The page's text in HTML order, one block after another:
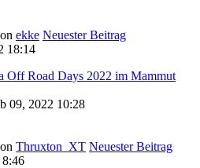
ekke Neuester Beitrag
18:14
Off Road Days 2022 im Mammut
09, 2022 10:28
Thruxton_XT Neuester Beitrag
8:46